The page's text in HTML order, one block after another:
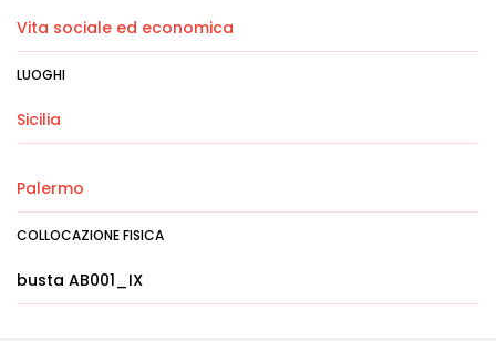
Vita sociale ed economica
LUOGHI
Sicilia
Palermo
COLLOCAZIONE FISICA
busta AB001_IX